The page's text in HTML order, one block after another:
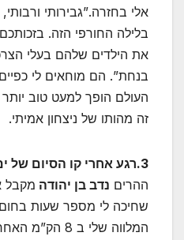
אלי בחזרה.”גבירותי
בלילה החורפי הזה.
את הילדים שלהם בעלי
בנחת”. הם מוחאים לי
העולם הופך למעט טוב יותר
זה מהותו של ניצחון אמיתי.
3.רגע אחרי קו הסיום של ים אל ים
ההרים נדב בן יהודה מקבל
שחיכה לי מספר שעות
המלווה שלי ב